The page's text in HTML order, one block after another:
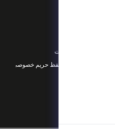
نقشه سایت
سیاست حفظ حریم خصوصی